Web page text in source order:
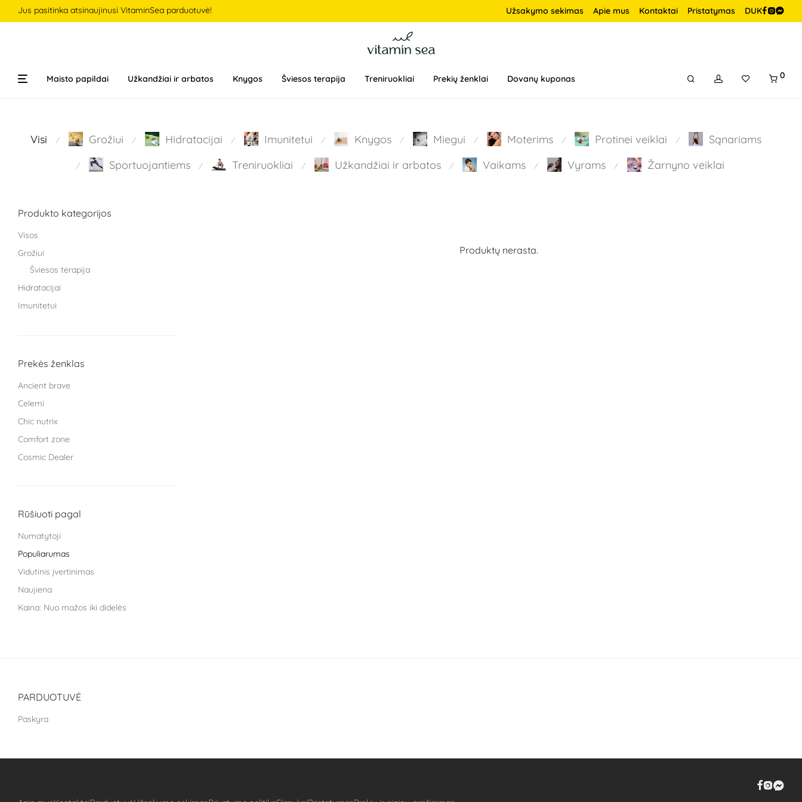
Jus pasitinka atsinaujinusi VitaminSea parduotuvė! Užsakymo sekimas Apie mus Kontaktai Pristatymas DUK
Maisto papildai Užkandžiai ir arbatos Knygos Šviesos terapija Treniruokliai Prekių ženklai Dovanų kuponas 0
Visi ⁄ Grožiui ⁄ Hidratacijai ⁄ Imunitetui ⁄ Knygos ⁄ Miegui ⁄ Moterims ⁄ Protinei veiklai ⁄ Sąnariams
⁄ Sportuojantiems ⁄ Treniruokliai ⁄ Užkandžiai ir arbatos ⁄ Vaikams ⁄ Vyrams ⁄ Žarnyno veiklai
Produkto kategorijos
Visos
Grožiui
Šviesos terapija
Hidratacijai
Imunitetui
Moterims
Prekės ženklas
Ancient brave
Celemi
Chic nutrix
Comfort zone
Cosmic Dealer
Kingsmith
Treat It Green
VitaminSea
Rūšiuoti pagal
Numatytoji
Populiarumas
Vidutinis įvertinimas
Naujiena
Kaina: Nuo mažos iki didelės
Produktų nerasta.
PARDUOTUVĖ
Paskyra